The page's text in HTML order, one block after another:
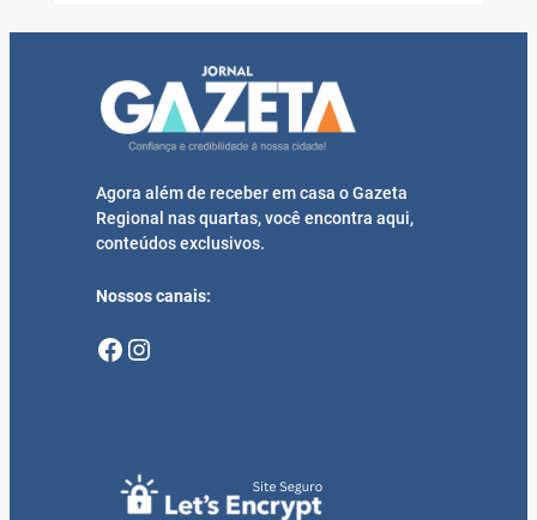
Agora além de receber em casa o Gazeta
Regional nas quartas, você encontra aqui,
conteúdos exclusivos.
Nossos canais:
Facebook Instagram